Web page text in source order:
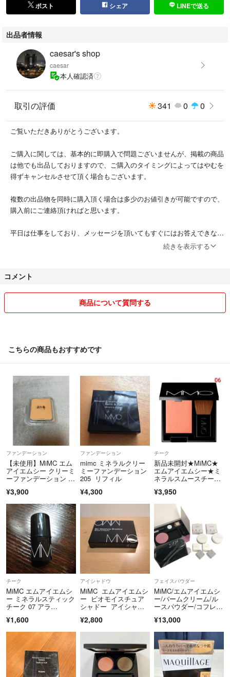
ポスト シェア LINEで送る
出品者情報
caesar's shop
caesar
本人確認済
取引の評価 341 0 0
ご覧いただきありがとうございます。
ご購入に関しては、基本的に即購入で問題ございませんが、掲載の商品
は他でも出品しておりますので、ご購入のタイミングによってはやむを
得ずキャンセルさせて頂く場合もございます。
複数の出品物を同時に購入頂く場合は多少のお値引きが可能ですので、
購入前にご連絡頂ければと思います。
平日は仕事をしており、メッセージを頂いてもすぐにはお答えできない
こともございますが、誠実なお取引を心掛けたく思いますので、どうぞ
続きを表示する
コメント
商品について質問する
こちらの商品もおすすめです
ファンデーション
【未使用】MiMC エム
アイエムシー クリーミ
ーファンデーション リ
¥3,900
ファンデーション
mimc ミネラルクリー
ミーファンデーション
205 リフィル
¥4,300
チーク
新品未開封★MiMC★
エムアイエムシー★ミ
ネラルスムースチーク
¥3,950
チーク
MiMC エムアイエムシ
ー ミネラルスティック
チーク 07 アラ…
¥1,600
アイシャドウ
MiMC エムアイエムシ
ー ビオモイスチュア
シャドー アイシャド
¥2,800
フェイスパウダー
MiMC/エムアイエムシ
ー/バームクリーム/ル
ースパウダー/コフレB
703
¥13,000